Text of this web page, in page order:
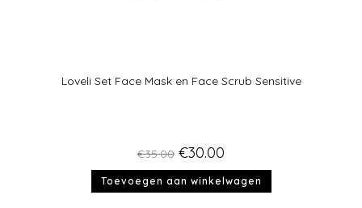
Loveli Set Face Mask en Face Scrub Sensitive
€35.00 €30.00
Toevoegen aan winkelwagen